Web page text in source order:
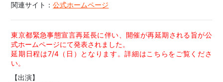
関連サイト：公式ホームページ
東京都緊急事態宣言再延長に伴い、開催が再延期される旨が公
式ホームページにて発表されました。
延期日程は7/4（日）となります。詳細はこちらをご覧くださ
い。
【出演】